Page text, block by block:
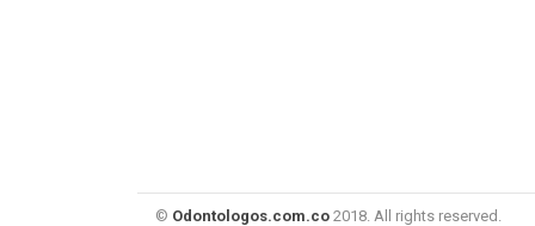
© Odontologos.com.co 2018. All rights reserved.